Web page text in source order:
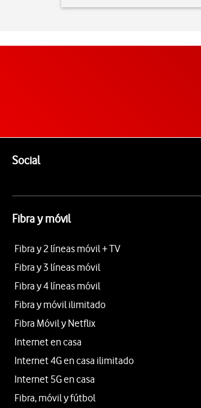
SocialEnlaces a las redes sociales de
Fibra y móvil
Fibra y 2 líneas móvil + TV
Fibra y 3 líneas móvil
Fibra y 4 líneas móvil
Fibra y móvil ilimitado
Fibra Móvil y Netflix
Internet en casa
Internet 4G en casa ilimitado
Internet 5G en casa
Fibra, móvil y fútbol